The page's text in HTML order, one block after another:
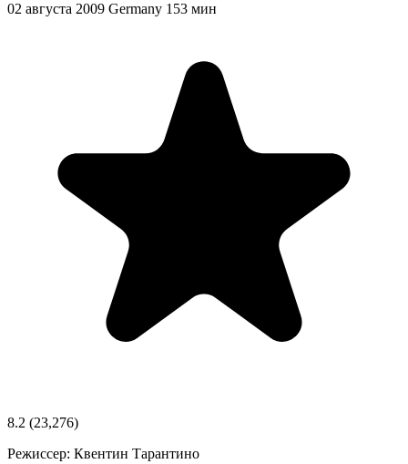
02 августа 2009 Germany 153 мин
8.2 (23,276)
Режиссер: Квентин Тарантино